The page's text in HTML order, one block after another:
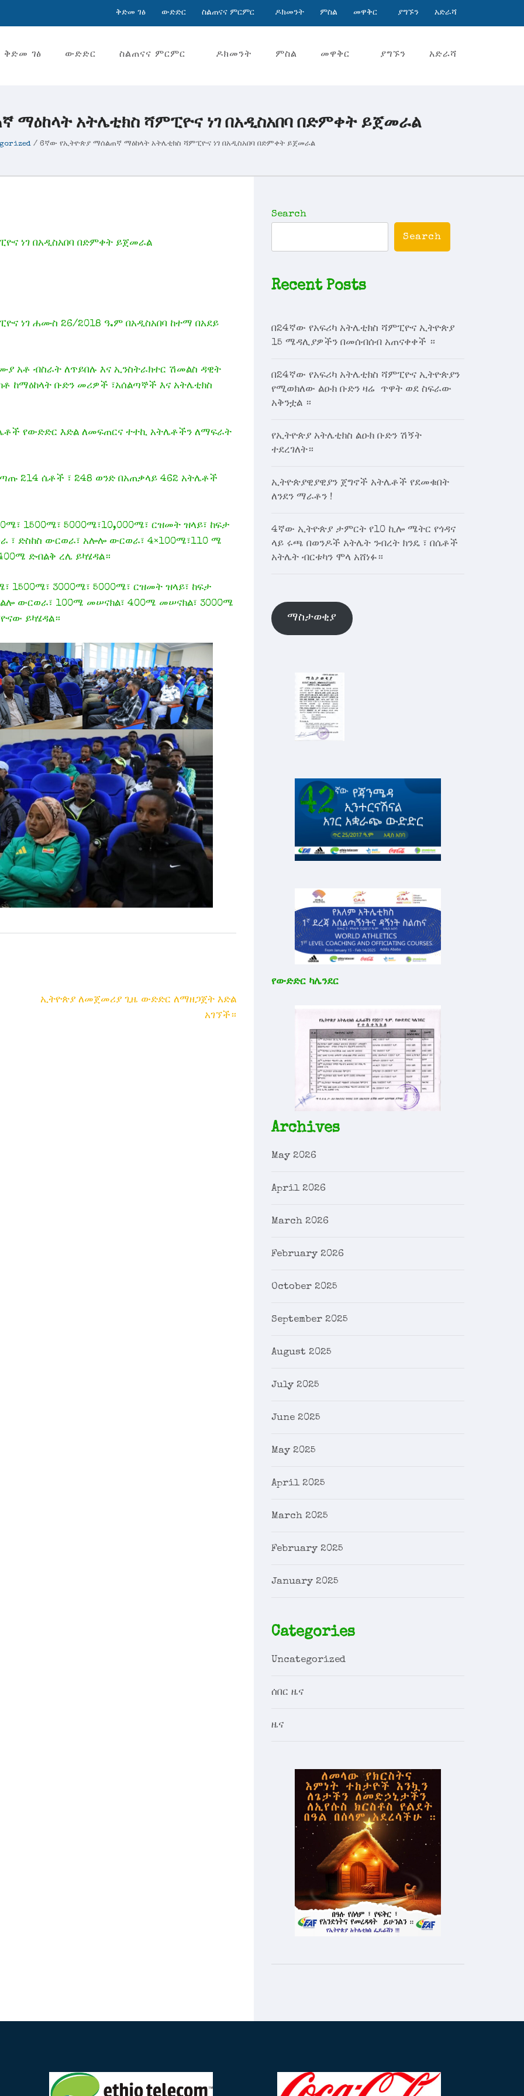
ቅድመ ገፅ ውድድር ስልጠናና ምርምር ዶክመንት ምስል መዋቅር ያግኙን አድራሻ
ቅድመ ገፅ ውድድር ስልጠናና ምርምር ዶክመንት ምስል መዋቅር ያግኙን አድራሻ
ማዕከላት አትሌቲክስ ሻምፒዮና ነገ በአዲስአበባ በድምቀት ይጀመራል
/ 6ኛው የኢትዮጵያ ማሰልጠኛ ማዕከላት አትሌቲክስ ሻምፒዮና ነገ በአዲስአበባ በድምቀት ይጀመራል
ነገ በአዲስአበባ በድምቀት ይጀመራል
ነገ ሐሙስ 26/2018 ዓ.ም በአዲስአበባ ከተማ በአደይ
አቶ ብስራት ለጥይበሉ እና ኢንስትራክተር ሽመልስ ዳዊት
ከማዕከላት ቡድን መሪዎች ፣አሰልጣኞች እና አትሌቲክስ
የውድድር እድል ለመፍጠርና ተተኪ አትሌቶችን ለማፍራት
214 ሴቶች ፣ 248 ወንድ በአጠቃላይ 462 አትሌቶች
1500ሜ፣ 5000ሜ፣10,000ሜ፣ ርዝመት ዝላይ፣ ከፍታ
፣ ድስከስ ውርወራ፣ አሎሎ ውርወራ፣ 4×100ሜ፣110 ሜ
ድብልቅ ረሌ ይካሄዳል።
1500ሜ፣ 3000ሜ፣ 5000ሜ፣ ርዝመት ዝላይ፣ ከፍታ
ውርወራ፣ 100ሜ መሠናክል፣ 400ሜ መሠናክል፣ 3000ሜ
ይካሄዳል።
ኢትዮጵያ ለመጀመሪያ ጊዜ ውድድር ለማዘጋጀት እድል
አገኘች።
Search
Search
Recent Posts
በ24ኛው የአፍሪካ አትሌቲክስ ሻምፒዮና ኢትዮጵያ
15 ሜዳሊያዎችን በመሰብሰብ አጠናቀቀች ።
በ24ኛው የአፍሪካ አትሌቲክስ ሻምፒዮና ኢትዮጵያን
የሚወክለው ልዑክ ቡድን ዛሬ ጥዋት ወደ ስፍራው
አቅንቷል ።
የኢትዮጵያ አትሌቲክስ ልዑክ ቡድን ሽኝት
ተደረገለት።
ኢትዮጵያዊያዊያን ጀግኖች አትሌቶች የደመቁበት
ለንደን ማራቶን !
4ኛው ኢትዮጵያ ታምርት የ10 ኪሎ ሜትር የጎዳና
ላይ ሩጫ በወንዶች አትሌት ንብረት ክንዴ ፣ በሴቶች
አትሌት ብርቱካን ሞላ አሸነፉ።
ማስታወቂያ
የውድድር ካሌንደር
Archives
May 2026
April 2026
March 2026
February 2026
October 2025
September 2025
August 2025
July 2025
June 2025
May 2025
April 2025
March 2025
February 2025
January 2025
Categories
Uncategorized
ሰበር ዜና
ዜና